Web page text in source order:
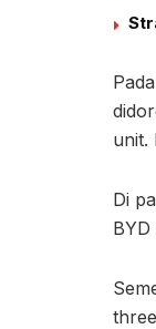
unit.
Di